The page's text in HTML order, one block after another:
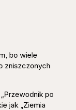
bo wiele
zniszczonych
po
jak „Ziemia